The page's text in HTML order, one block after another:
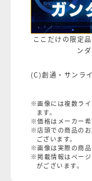
ここだけの限定
ン
(C)創通・サンラ
※画像には複数ラ
ます。
※価格はメーカー希
※店頭での商品の
ございます。
※画像は実際の商品
※掲載情報はペー
がございます。